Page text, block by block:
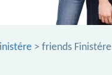
> friends Finistére